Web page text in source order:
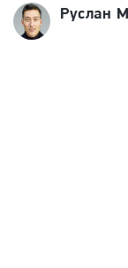
Руслан